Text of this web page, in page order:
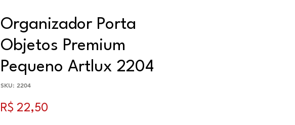
Organizador Porta
Objetos Premium
Pequeno Artlux 2204
SKU: 2204
R$ 22,50